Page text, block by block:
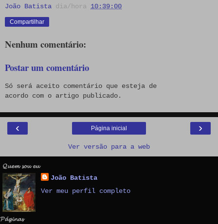
João Batista dia/hora 10:39:00
Compartilhar
Nenhum comentário:
Postar um comentário
Só será aceito comentário que esteja de
acordo com o artigo publicado.
‹ ›
Página inicial
Ver versão para a web
𝓠𝓾𝓮𝓶 𝓼𝓸𝓾 𝓮𝓾
João Batista
Ver meu perfil completo
𝓟𝓪́𝓰𝓲𝓷𝓪𝓼